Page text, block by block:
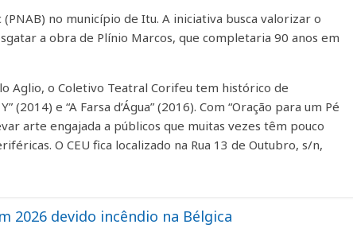
no município de Itu. A iniciativa busca valorizar o
a obra de Plínio Marcos, que completaria 90 anos em
Aglio, o Coletivo Teatral Corifeu tem histórico de
(2014) e “A Farsa d’Água” (2016). Com “Oração para um Pé
arte engajada a públicos que muitas vezes têm pouco
O CEU fica localizado na Rua 13 de Outubro, s/n,
2026 devido incêndio na Bélgica